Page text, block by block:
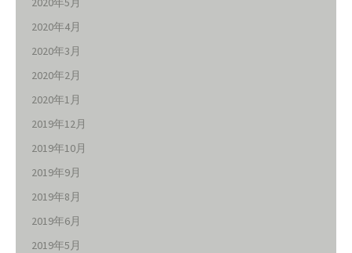
2020年4月
2020年3月
2020年2月
2020年1月
2019年12月
2019年10月
2019年9月
2019年8月
2019年6月
2019年5月